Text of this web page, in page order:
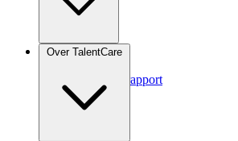
Zindicator
Zindicator rapport
Over TalentCare